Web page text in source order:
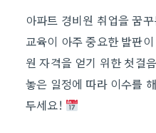
아파트 경비원 취업을 꿈
교육이 아주 중요한 발판
원 자격을 얻기 위한 첫걸
놓은 일정에 따라 이수를
두세요!